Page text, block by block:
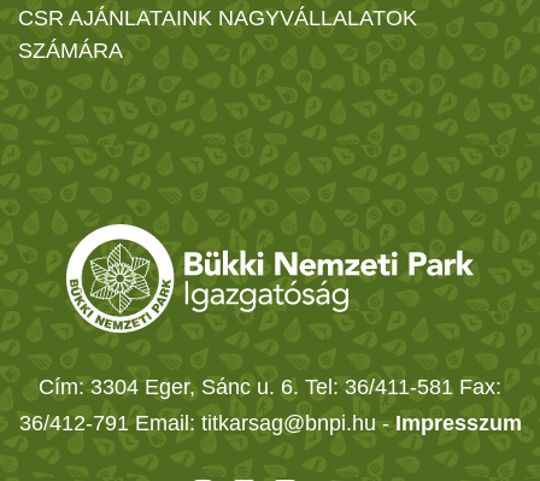
CSR AJÁNLATAINK NAGYVÁLLALATOK
SZÁMÁRA
Cím: 3304 Eger, Sánc u. 6. Tel: 36/411-581 Fax:
36/412-791 Email: titkarsag@bnpi.hu - Impresszum